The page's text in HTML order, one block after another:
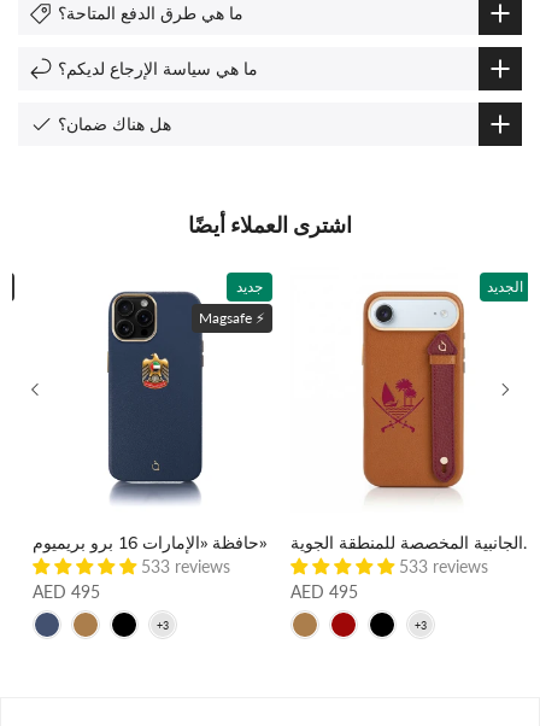
ما هي طرق الدفع المتاحة؟
ما هي سياسة الإرجاع لديكم؟
هل هناك ضمان؟
اشترى العملاء أيضًا
جديد
Magsafe ⚡️
حافظة «الإمارات 16 برو بريميوم»
533 reviews
AED 495
الجديد
حقيبة «قطر 17» ذات الأشرطة الجانبية المخصصة للمنطقة الجوية
533 reviews
AED 495